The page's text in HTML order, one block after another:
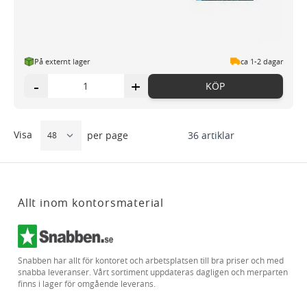
På externt lager ca 1-2 dagar
- + KÖP
36artiklar
Visa per page
Allt inom kontorsmaterial
Snabben har allt för kontoret och arbetsplatsen till bra priser och med
snabba leveranser. Vårt sortiment uppdateras dagligen och merparten
finns i lager för omgående leverans.